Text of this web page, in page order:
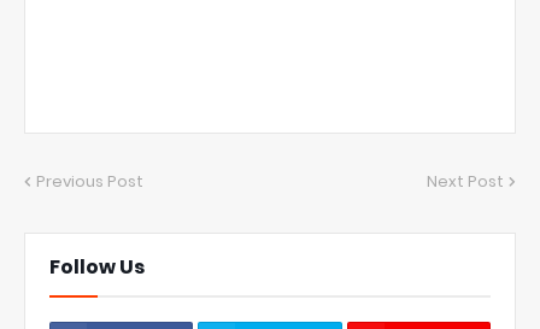
Previous Post Next Post
Follow Us